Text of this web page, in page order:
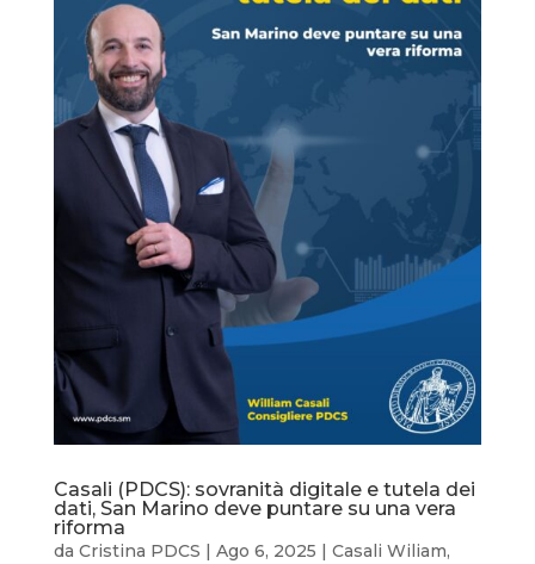
Casali (PDCS): sovranità digitale e tutela dei
dati, San Marino deve puntare su una vera
riforma
da Cristina PDCS | Ago 6, 2025 | Casali Wiliam,